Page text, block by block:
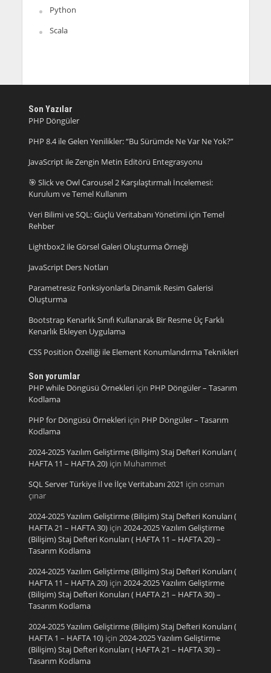
Python
Scala
Son Yazılar
PHP Döngüler
PHP 8.4 ile Gelen Yenilikler: “Bu Sürümde Ne Var Ne Yok?”
JavaScript ile Zengin Metin Editörü Entegrasyonu
🎯 Slick ve Owl Carousel 2 Karşılaştırmalı İncelemesi:
Kurulum ve Temel Kullanım
Veri Bilimi ve SQL: Güçlü Veritabanı Yönetimi için Temel
Rehber
Lightbox2 ile Görsel Galeri Oluşturma Örneği
JavaScript Ders Notları
Parametresiz Fonksiyonlarla Dinamik Resim Galerisi
Oluşturma
Bootstrap Kenarlık Sınıfı Kullanarak Bir Resme Üç Farklı
Kenarlık Ekleyen Uygulama
CSS Position Özelliği ile Element Konumlandırma Teknikleri
Son yorumlar
PHP while Döngüsü Örnekleriiçin PHP Döngüler – Tasarım
Kodlama
PHP for Döngüsü Örnekleriiçin PHP Döngüler – Tasarım
Kodlama
2024-2025 Yazılım Geliştirme (Bilişim) Staj Defteri Konuları (
HAFTA 11 – HAFTA 20)için Muhammet
SQL Server Türkiye İl ve İlçe Veritabanı 2021 için osman
çınar
2024-2025 Yazılım Geliştirme (Bilişim) Staj Defteri Konuları (
HAFTA 21 – HAFTA 30)için 2024-2025 Yazılım Geliştirme
(Bilişim) Staj Defteri Konuları ( HAFTA 11 – HAFTA 20) –
Tasarım Kodlama
2024-2025 Yazılım Geliştirme (Bilişim) Staj Defteri Konuları (
HAFTA 11 – HAFTA 20)için 2024-2025 Yazılım Geliştirme
(Bilişim) Staj Defteri Konuları ( HAFTA 21 – HAFTA 30) –
Tasarım Kodlama
2024-2025 Yazılım Geliştirme (Bilişim) Staj Defteri Konuları (
HAFTA 1 – HAFTA 10)için 2024-2025 Yazılım Geliştirme
(Bilişim) Staj Defteri Konuları ( HAFTA 21 – HAFTA 30) –
Tasarım Kodlama